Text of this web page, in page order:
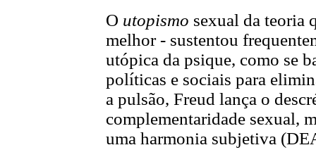
O utopismo sexual da teoria
melhor - sustentou
utópica da psique, como se
políticas e sociais para
a pulsão, Freud lança o
complementaridade sexual,
uma harmonia subjetiva